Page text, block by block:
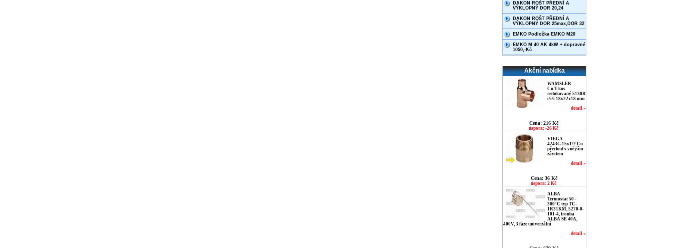
DAKON ROŠT PŘEDNÍ A
VÝKLOPNÝ DOR 20,24
DAKON ROŠT PŘEDNÍ A
VÝKLOPNÝ DOR 25max,DOR 32
EMKO Podložka EMKO M20
EMKO M 40 AK 4kW + dopravné
1050,-Kč
Akční nabídka
WAMSLER
Cu T-kus
redukovaný 5130R
i/i/i 18x22x18 mm
detail »
Cena: 216 Kč
úspora: -26 Kč
VIEGA
4243G 15x1/2 Cu
přechod s vnějším
závitem
detail »
Cena: 36 Kč
úspora: 2 Kč
ALBA
Termostat 50 -
300°C typ TC-
1R31KM, 5270-0-
101-4, trouba
ALBA SE 40A,
400V, 3 fáze univerzální
detail »